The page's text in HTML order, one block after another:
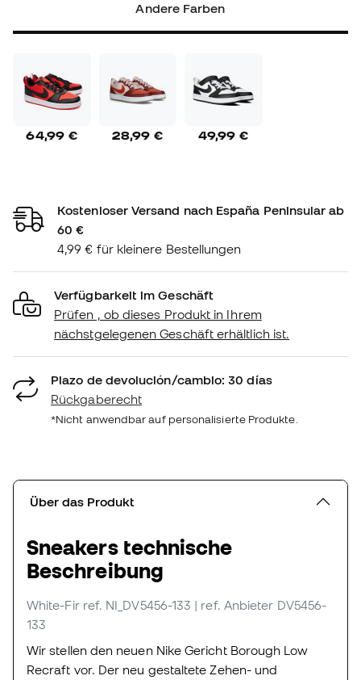
Andere Farben
64,99 € 28,99 € 49,99 €
Kostenloser Versand nach España Peninsular ab
60 €
4,99 € für kleinere Bestellungen
Verfügbarkeit im Geschäft
Prüfen , ob dieses Produkt in Ihrem
nächstgelegenen Geschäft erhältlich ist.
Plazo de devolución/cambio: 30 días
Rückgaberecht
*Nicht anwendbar auf personalisierte Produkte.
Über das Produkt
Sneakers technische
Beschreibung
White-Fir ref. NI_DV5456-133 | ref. Anbieter DV5456-
133
Wir stellen den neuen Nike Gericht Borough Low
Recraft vor. Der neu gestaltete Zehen- und